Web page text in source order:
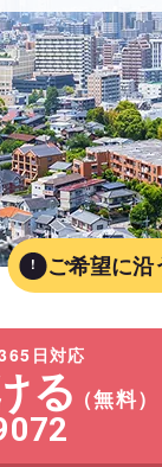
ご希望に沿
日対応
る （無料）